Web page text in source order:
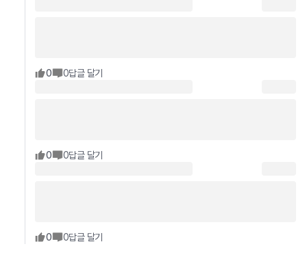
0 0답글 달기
0 0답글 달기
0 0답글 달기